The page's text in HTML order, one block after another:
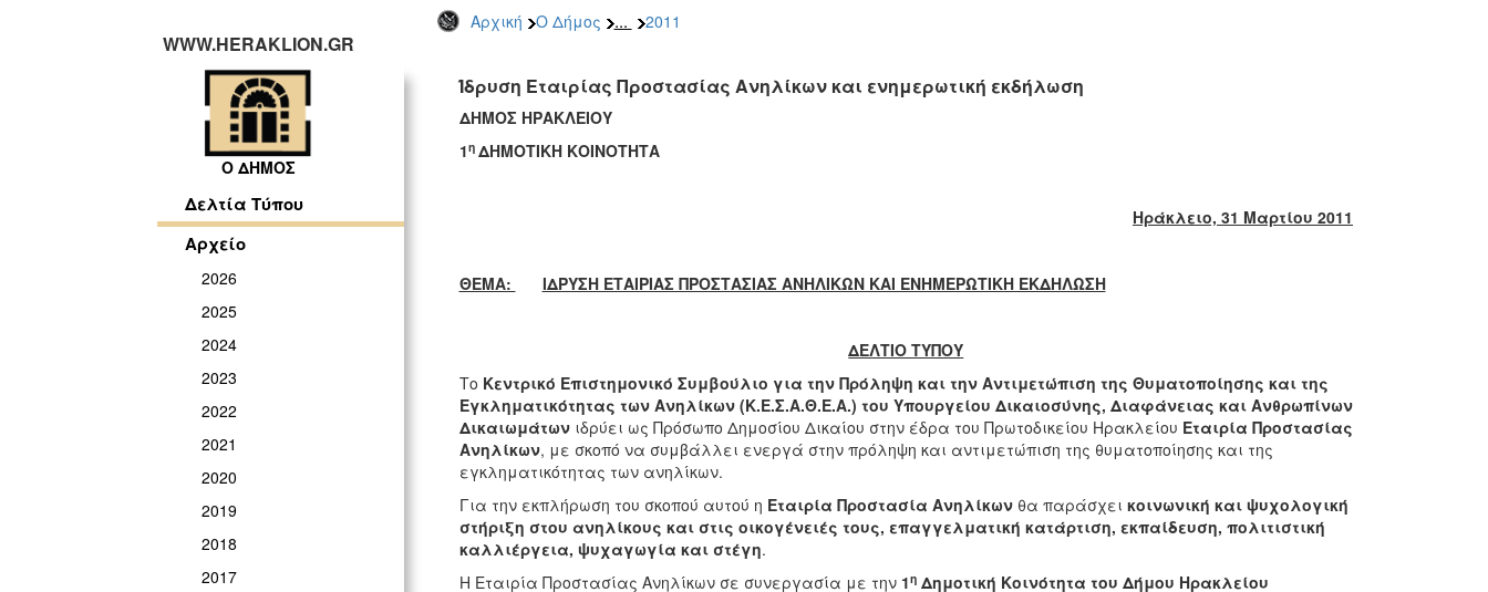
Αρχική Ο Δήμος ... 2011
WWW.HERAKLION.GR
Ο ΔΗΜΟΣ
Δελτία Τύπου
Αρχείο
2026
2025
2024
2023
2022
2021
2020
2019
2018
2017
Ίδρυση Εταιρίας Προστασίας Ανηλίκων και ενημερωτική εκδήλωση
ΔΗΜΟΣ ΗΡΑΚΛΕΙΟΥ
1η ΔΗΜΟΤΙΚΗ ΚΟΙΝΟΤΗΤΑ
Ηράκλειο, 31 Μαρτίου 2011
ΘΕΜΑ: ΙΔΡΥΣΗ ΕΤΑΙΡΙΑΣ ΠΡΟΣΤΑΣΙΑΣ ΑΝΗΛΙΚΩΝ ΚΑΙ ΕΝΗΜΕΡΩΤΙΚΗ ΕΚΔΗΛΩΣΗ
ΔΕΛΤΙΟ ΤΥΠΟΥ
Το Κεντρικό Επιστημονικό Συμβούλιο για την Πρόληψη και την Αντιμετώπιση της Θυματοποίησης και της
Εγκληματικότητας των Ανηλίκων (Κ.Ε.Σ.Α.Θ.Ε.Α.) του Υπουργείου Δικαιοσύνης, Διαφάνειας και Ανθρωπίνων
Δικαιωμάτωνιδρύει ως Πρόσωπο Δημοσίου Δικαίου στην έδρα του Πρωτοδικείου Ηρακλείου Εταιρία Προστασίας
Ανηλίκων, με σκοπό να συμβάλλει ενεργά στην πρόληψη και αντιμετώπιση της θυματοποίησης και της
εγκληματικότητας των ανηλίκων.
Για την εκπλήρωση του σκοπού αυτού η Εταιρία Προστασία Ανηλίκωνθα παράσχει κοινωνική και ψυχολογική
στήριξη στου ανηλίκους και στις οικογένειές τους, επαγγελματική κατάρτιση, εκπαίδευση, πολιτιστική
καλλιέργεια, ψυχαγωγία και στέγη.
Η Εταιρία Προστασίας Ανηλίκων σε συνεργασία με την 1ηΔημοτική Κοινότητα του Δήμου Ηρακλείου